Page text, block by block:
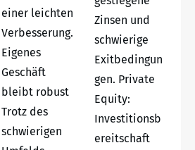
einer leichten
Verbesserung.
Eigenes
Geschäft
bleibt robust
Trotz des
schwierigen
Zinsen und
schwierige
Exitbedingun
gen. Private
Equity:
Investitionsb
ereitschaft